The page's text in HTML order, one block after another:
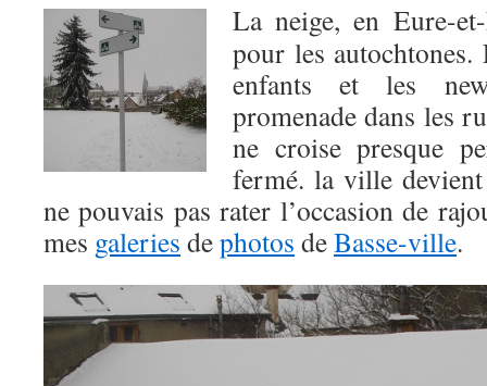
La neige, en Eure-
pour les
enfants et les
promenade dans les
ne croise presque
fermé. la ville
ne pouvais pas rater l’occasion de
mes galeries dephotos deBasse-ville.